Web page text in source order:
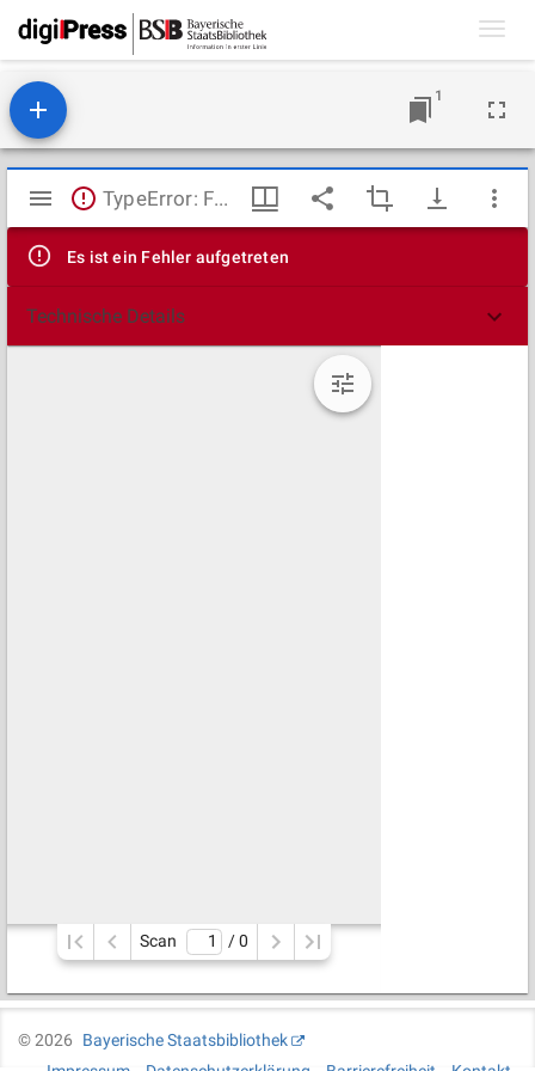
1
Mirador
Viewer
TypeError: Failed to fetch
Es ist ein Fehler aufgetreten
Technische Details
Scan / 0
©2026
Bayerische Staatsbibliothek